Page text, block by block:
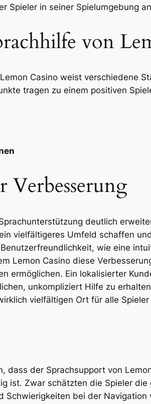
Spieler in seiner Spielumgebung
von
Casino weist verschiedene
tragen zu einem positiven
Verbesserung
deutlich
vielfältigeres Umfeld schaffen
wie eine
Lemon Casino diese
ermöglichen. Ein lokalisierter
unkompliziert Hilfe zu
vielfältigen Ort für alle
dass der Sprachsupport von
ist. Zwar schätzten die Spieler
Schwierigkeiten bei der